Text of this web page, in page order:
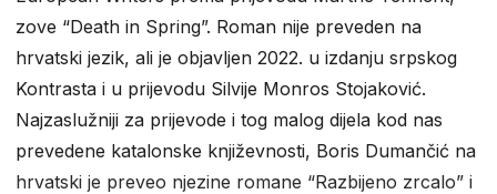
zove “Death in Spring”. Roman nije preveden na
hrvatski jezik, ali je objavljen 2022. u izdanju srpskog
Kontrasta i u prijevodu Silvije Monros Stojaković.
Najzaslužniji za prijevode i tog malog dijela kod nas
prevedene katalonske književnosti, Boris Dumančić na
hrvatski je preveo njezine romane “Razbijeno zrcalo” i